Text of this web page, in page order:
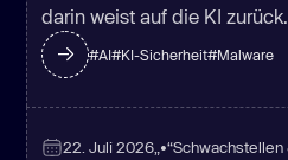
darin weist auf die KI zurück.
#AI#KI-Sicherheit#Malware
22. Juli 2026„•“Schwachstellen